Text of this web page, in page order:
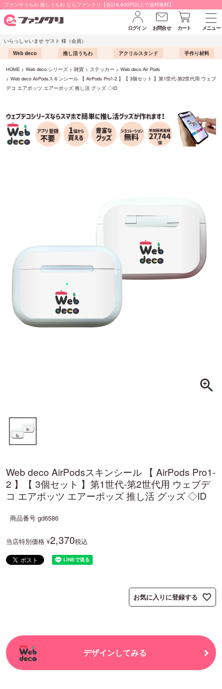
ファンサうちわ 推しうちわ ならファンクリ【合計6,600円以上で送料無料】
ログイン お問合せ カート
メニュー
いらっしゃいませ ゲスト 様（会員）
Web deco
推し活うちわ アクリルスタンド 手作り材料
HOME Web deco シリーズ 雑貨 ステッカー
Web deco Air Pods
Web deco AirPodsスキンシール 【 AirPods Pro1-2 】【 3個セット 】第1世代-第2世代用 ウェブ
デコ エアポッツ エアーポッズ 推し活 グッズ ◇ID
Web deco AirPodsスキンシール 【 AirPods Pro1-
2 】【 3個セット 】第1世代-第2世代用 ウェブデ
コ エアポッツ エアーポッズ 推し活 グッズ ◇ID
商品番号 gd6586
当店特別価格 ¥2,370税込
お気に入りに登録する
デザインしてみる